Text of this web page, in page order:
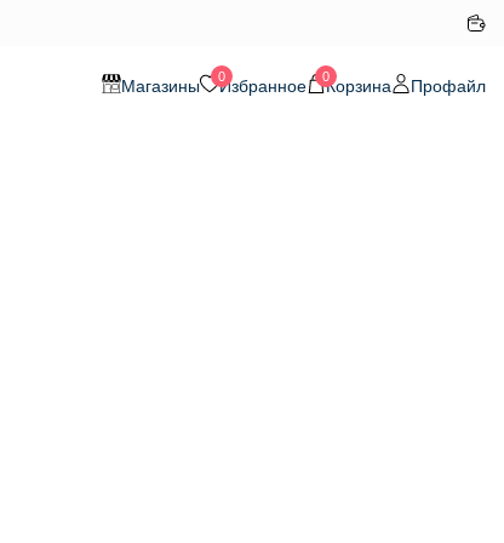
Магазины 0Избранное 0Корзина Профайл